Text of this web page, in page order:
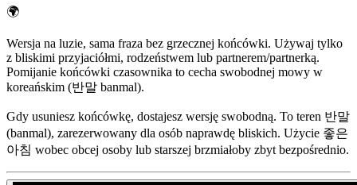
🌍
Wersja na luzie, sama fraza bez grzecznej końcówki. Używaj tylko
z bliskimi przyjaciółmi, rodzeństwem lub partnerem/partnerką.
Pomijanie końcówki czasownika to cecha swobodnej mowy w
koreańskim (반말 banmal).
Gdy usuniesz końcówkę, dostajesz wersję swobodną. To teren 반말
(banmal), zarezerwowany dla osób naprawdę bliskich. Użycie 좋은
아침 wobec obcej osoby lub starszej brzmiałoby zbyt bezpośrednio.